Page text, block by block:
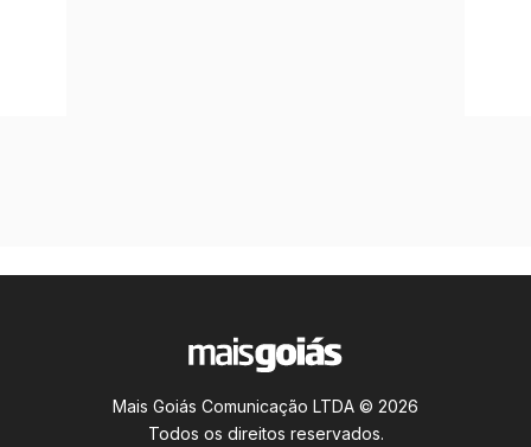
Mais Goiás Comunicação LTDA © 2026
Todos os direitos reservados.